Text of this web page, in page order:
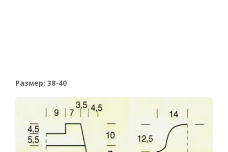
Размер: 38-40